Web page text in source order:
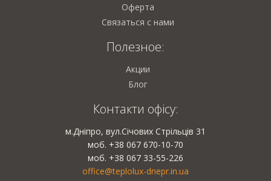
Оферта
Связаться с нами
Полезное:
Акции
Блог
Контакти офісу:
м.Дніпро, вул.Січових Стрільців 31
моб. +38 067 670-10-70
моб. +38 067 33-55-226
office@teplolux-dnepr.in.ua